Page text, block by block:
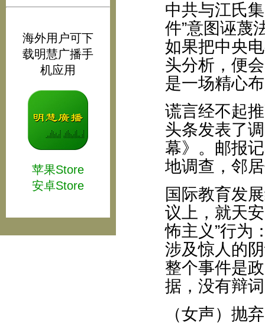
海外用户可下
载明慧广播手
机应用
苹果Store
安卓Store
中共与江氏
件”意图诬蔑
如果把中央
头分析，便
是一场精心
谎言经不起
头条发表了
幕》。邮报
地调查，邻
国际教育发
议上，就天
怖主义”行为
涉及惊人的
整个事件是
据，没有辩
（女声）抛